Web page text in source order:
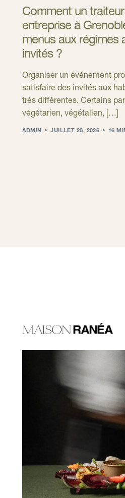
Comment un
entreprise à
menus aux régimes
invités ?
Organiser un événement
satisfaire des invités aux
très différentes. Certains
végétarien, végétalien, […]
ADMIN JUILLET 28, 2026 16